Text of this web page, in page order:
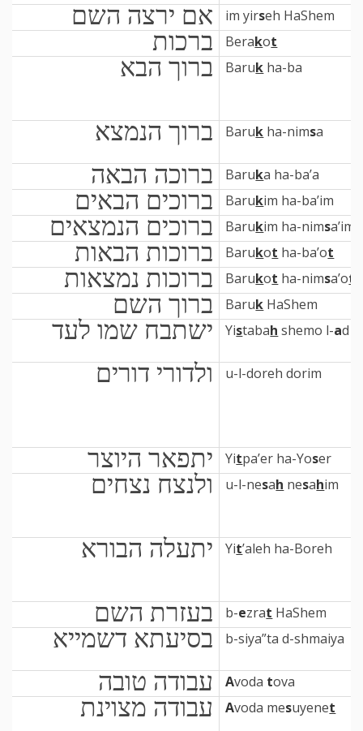
אם ירצה השם im yirseh HaShem
ברכות Berakot
ברוך הבא Baruk ha-ba
ברוך הנמצא Baruk ha-nimsa
ברוכה הבאה Baruka ha-ba’a
ברוכים הבאים Barukim ha-ba’im
ברוכים הנמצאים Barukim ha-nimsa’im
ברוכות הבאות Barukot ha-ba’ot
ברוכות נמצאות Barukot ha-nimsa’ot
ברוך השם Baruk HaShem
ישתבח שמו לעד Yistabah shemo l-ad
ולדורי דורים u-l-doreh dorim
יתפאר היוצר Yitpa’er ha-Yoser
ולנצח נצחים u-l-nesah nesahim
יתעלה הבורא Yit’aleh ha-Boreh
בעזרת השם b-ezrat HaShem
בסיעתא דשמייא b-siya”ta d-shmaiya
עבודה טובה Avoda tova
עבודה מצוינת Avoda mesuyenet